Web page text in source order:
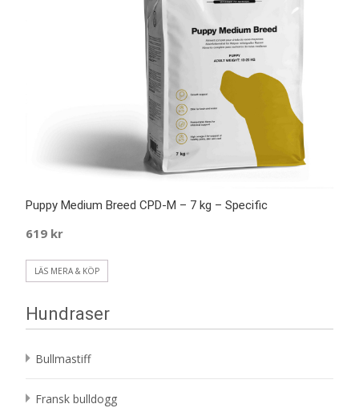
Puppy Medium Breed CPD-M – 7 kg – Specific
619 kr
LÄS MERA & KÖP
Hundraser
Bullmastiff
Fransk bulldogg